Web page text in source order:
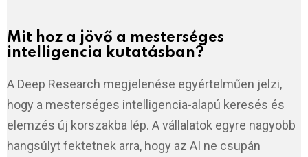
Mit hoz a jövő a mesterséges
intelligencia kutatásban?
A Deep Research megjelenése egyértelműen jelzi,
hogy a mesterséges intelligencia-alapú keresés és
elemzés új korszakba lép. A vállalatok egyre nagyobb
hangsúlyt fektetnek arra, hogy az AI ne csupán